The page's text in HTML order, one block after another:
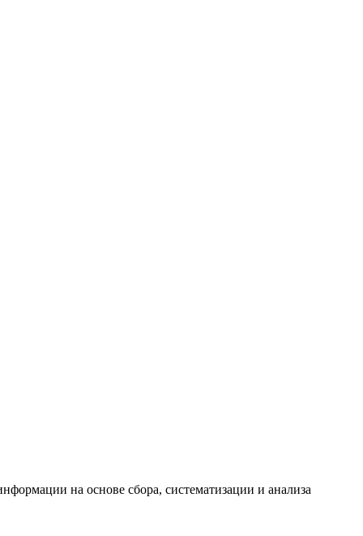
на основе сбора, систематизации и анализа